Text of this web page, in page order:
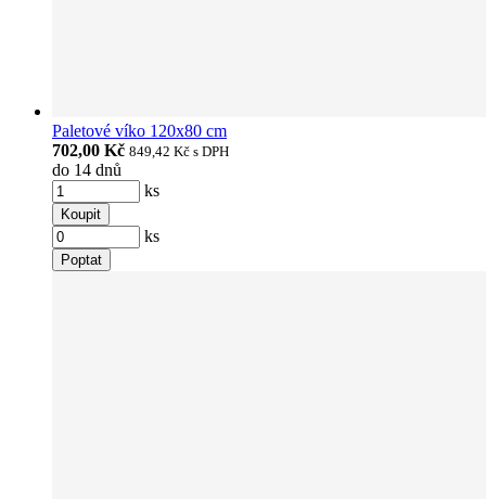
Paletové víko 120x80 cm
702,00 Kč 849,42 Kč s DPH
do 14 dnů
ks
Koupit
ks
Poptat